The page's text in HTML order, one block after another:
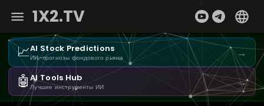
1X2.TV
📈AI Stock Predictions
ИИ-прогнозы фондового рынка →
🤖AI Tools Hub
Лучшие инструменты ИИ →